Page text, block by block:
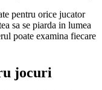
pentru orice jucator
sa se piarda in lumea
poate examina fiecare
jocuri